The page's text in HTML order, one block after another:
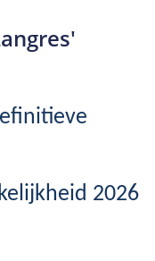
2026